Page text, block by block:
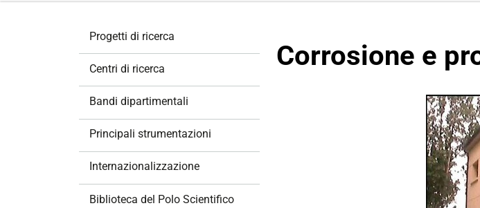
Corrosione e
Progetti di ricerca
Centri di ricerca
Bandi dipartimentali
Principali strumentazioni
Internazionalizzazione
Biblioteca del Polo Scientifico